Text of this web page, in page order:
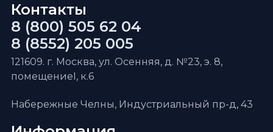
Контакты
8 (800) 505 62 04
8 (8552) 205 005
121609. г. Москва, ул. Осенняя, д. №23, э. 8,
помещениеI, к.6
Набережные Челны, Индустриальный пр-д, 43